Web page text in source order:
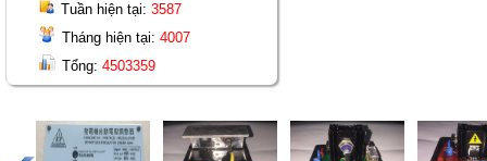
Tuần hiện tại: 3587
Tháng hiện tại: 4007
Tổng: 4503359